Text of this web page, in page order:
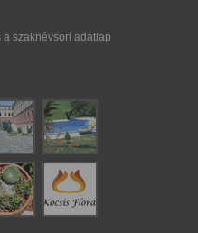
a szaknévsori adatlap